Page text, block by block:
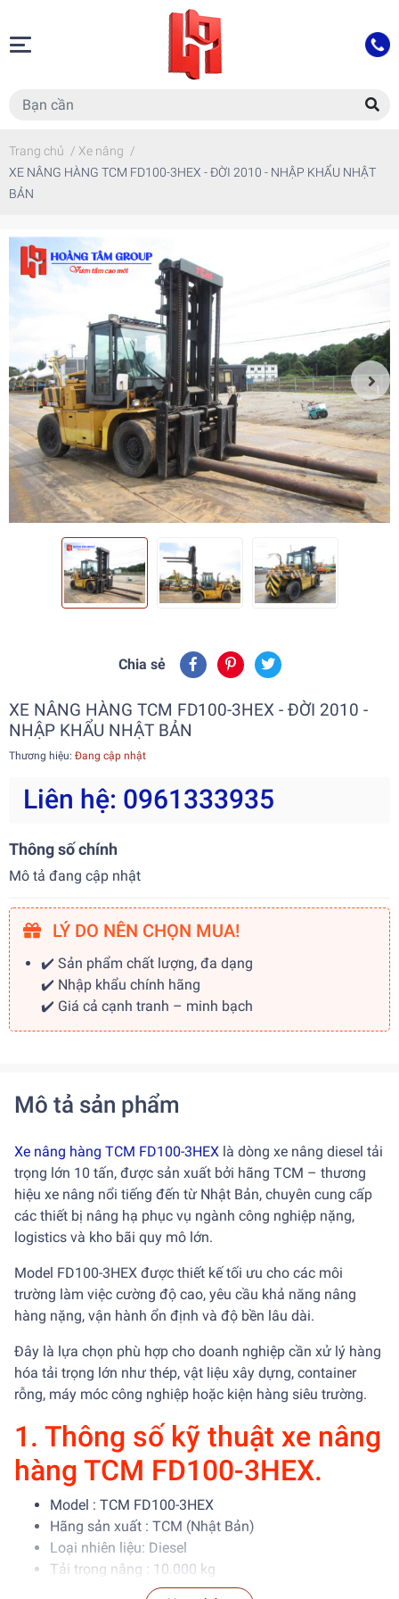
Trang chủ / Xe nâng /
XE NÂNG HÀNG TCM FD100-3HEX - ĐỜI 2010 - NHẬP KHẨU NHẬT
BẢN
Chia sẻ
XE NÂNG HÀNG TCM FD100-3HEX - ĐỜI 2010 -
NHẬP KHẨU NHẬT BẢN
Thương hiệu: Đang cập nhật
Liên hệ: 0961333935
Thông số chính
Mô tả đang cập nhật
LÝ DO NÊN CHỌN MUA!
✔️ Sản phẩm chất lượng, đa dạng
✔️ Nhập khẩu chính hãng
✔️ Giá cả cạnh tranh – minh bạch
Mô tả sản phẩm
Xe nâng hàng TCM FD100-3HEX là dòng xe nâng diesel tải
trọng lớn 10 tấn, được sản xuất bởi hãng TCM – thương
hiệu xe nâng nổi tiếng đến từ Nhật Bản, chuyên cung cấp
các thiết bị nâng hạ phục vụ ngành công nghiệp nặng,
logistics và kho bãi quy mô lớn.
Model FD100-3HEX được thiết kế tối ưu cho các môi
trường làm việc cường độ cao, yêu cầu khả năng nâng
hàng nặng, vận hành ổn định và độ bền lâu dài.
Đây là lựa chọn phù hợp cho doanh nghiệp cần xử lý hàng
hóa tải trọng lớn như thép, vật liệu xây dựng, container
rỗng, máy móc công nghiệp hoặc kiện hàng siêu trường.
1. Thông số kỹ thuật xe nâng
hàng TCM FD100-3HEX.
Model : TCM FD100-3HEX
Hãng sản xuất : TCM (Nhật Bản)
Loại nhiên liệu: Diesel
Tải trọng nâng : 10.000 kg
Tâm tải : 600 mm